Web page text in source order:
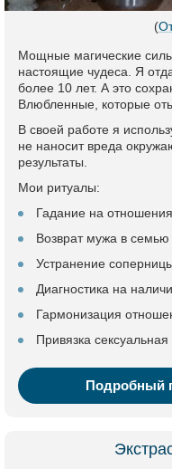
(
Мощные магические
настоящие чудеса. Я
более 10 лет. А это
Влюбленные, которые
В своей работе я
не наносит вреда
результаты.
Мои ритуалы:
Гадание на отношения
Возврат мужа в семью
Устранение
Диагностика на
Гармонизация
Привязка сексуальная
Подробный